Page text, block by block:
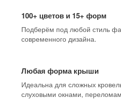
100+ цветов и 15+ форм
Подберём под любой стиль
современного дизайна.
Любая форма крыши
Идеальна для сложных
слуховыми окнами,